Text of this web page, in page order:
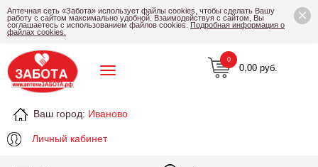
×
Аптечная сеть «Забота» использует файлы cookies, чтобы сделать Вашу
работу с сайтом максимально удобной. Взаимодействуя с сайтом, Вы
соглашаетесь с использованием файлов cookies. Подробная информация о
файлах cookies.
Ваш город: Иваново
Личный кабинет
0,00 руб.
0